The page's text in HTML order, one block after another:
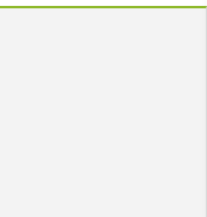
Huhn 150g Dog's Love